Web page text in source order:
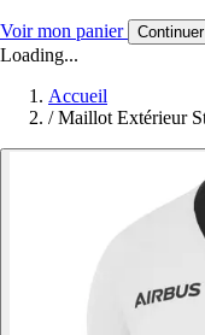
Voir mon panier
Loading...
Accueil
/ Maillot Extérieur